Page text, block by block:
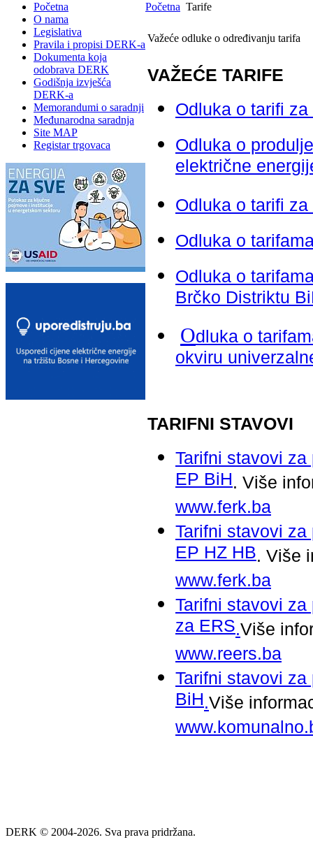
Početna
O nama
Legislativa
Pravila i propisi DERK-a
Dokumenta koja
odobrava DERK
Godišnja izvješća
DERK-a
Memorandumi o saradnji
Međunarodna saradnja
Site MAP
Registar trgovaca
Početna Tarife
Važeće odluke o određivanju tarifa
VAŽEĆE TARIFE
Odluka o tarifi
Odluka o
električne
Odluka o tarifi
Odluka o
Odluka o
Brčko Distriktu
Odluka o
okviru
TARIFNI STAVOVI
Tarifni stavovi
EP BiH. Više
www.ferk.ba
Tarifni stavovi
EP HZ HB. Više
www.ferk.ba
Tarifni stavovi
za ERS.Više
www.reers.ba
Tarifni stavovi
BiH.Više
DERK © 2004-2026. Sva prava pridržana.